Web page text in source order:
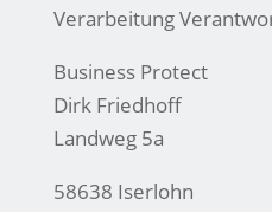
Verarbeitung
Business Protect
Dirk Friedhoff
Landweg 5a
58638 Iserlohn